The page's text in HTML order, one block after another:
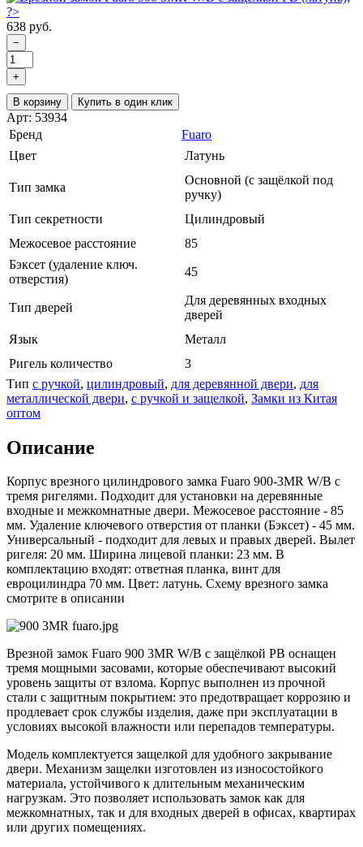
638 руб.
−
+
В корзину Купить в один клик
Арт: 53934
Бренд
Fuaro
Цвет
Латунь
Тип замка
Основной (с защёлкой под
ручку)
Тип секретности
Цилиндровый
Межосевое расстояние
85
Бэксет (удаление ключ.
отверстия)
45
Тип дверей
Для деревянных входных
дверей
Язык
Металл
Ригель количество
3
Тип с ручкой, цилиндровый, для деревянной двери, для
металлической двери, с ручкой и защелкой, Замки из Китая
оптом
Описание
Корпус врезного цилиндрового замка Fuaro 900-3MR W/B с
тремя ригелями. Подходит для установки на деревянные
входные и межкомнатные двери. Межосевое расстояние - 85
мм. Удаление ключевого отверстия от планки (Бэксет) - 45 мм.
Универсальный - подходит для левых и правых дверей. Вылет
ригеля: 20 мм. Ширина лицевой планки: 23 мм. В
комплектацию входят: ответная планка, винт для
евроцилиндра 70 мм. Цвет: латунь. Схему врезного замка
смотрите в описании
Врезной замок Fuaro 900 3MR W/B с защёлкой PB оснащен
тремя мощными засовами, которые обеспечивают высокий
уровень защиты от взлома. Корпус выполнен из прочной
стали с защитным покрытием: это предотвращает коррозию и
продлевает срок службы изделия, даже при эксплуатации в
условиях высокой влажности или перепадов температуры.
Модель комплектуется защелкой для удобного закрывание
двери. Механизм защелки изготовлен из износостойкого
материала, устойчивого к длительным механическим
нагрузкам. Это позволяет использовать замок как для
межкомнатных, так и для входных дверей в офисах, квартирах
или других помещениях.